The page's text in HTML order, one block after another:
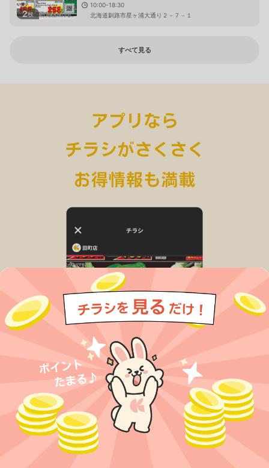
2枚
10:00-18:30
北海道釧路市星ヶ浦大通り２－７－１
すべて見る